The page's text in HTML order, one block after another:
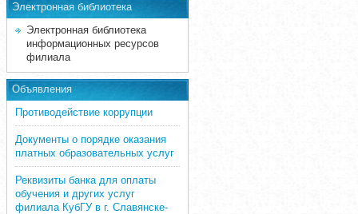
Электронная библиотека
Электронная библиотека
информационных ресурсов
филиала
Объявления
Противодействие коррупции
Документы о порядке оказания
платных образовательных услуг
Реквизиты банка для оплаты
обучения и других услуг
филиала КубГУ в г. Славянске-